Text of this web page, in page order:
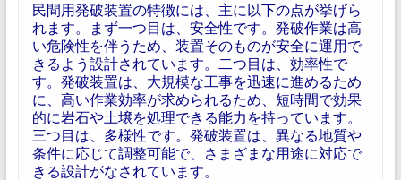
民間用発破装置の特徴には、主に以下の点が挙げら
れます。まず一つ目は、安全性です。発破作業は高
い危険性を伴うため、装置そのものが安全に運用で
きるよう設計されています。二つ目は、効率性で
す。発破装置は、大規模な工事を迅速に進めるため
に、高い作業効率が求められるため、短時間で効果
的に岩石や土壌を処理できる能力を持っています。
三つ目は、多様性です。発破装置は、異なる地質や
条件に応じて調整可能で、さまざまな用途に対応で
きる設計がなされています。